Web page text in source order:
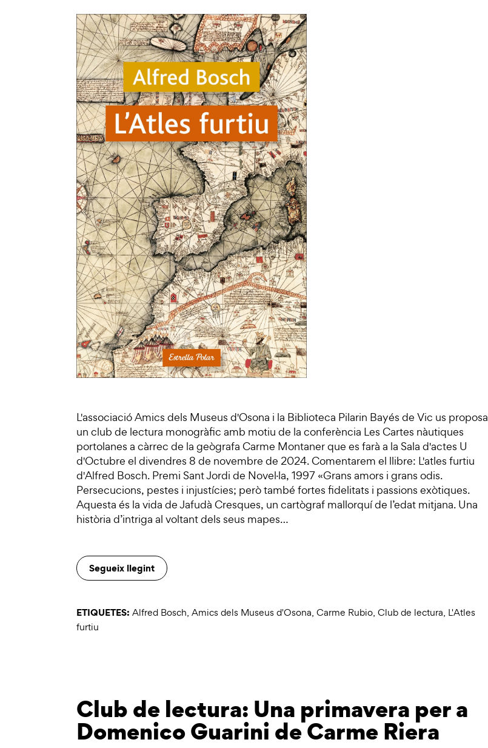
L'associació Amics dels Museus d'Osona i la Biblioteca Pilarin Bayés de Vic us proposa
un club de lectura monogràfic amb motiu de la conferència Les Cartes nàutiques
portolanes a càrrec de la geògrafa Carme Montaner que es farà a la Sala d'actes U
d'Octubre el divendres 8 de novembre de 2024. Comentarem el llibre: L'atles furtiu
d'Alfred Bosch. Premi Sant Jordi de Novel·la, 1997 «Grans amors i grans odis.
Persecucions, pestes i injustícies; però també fortes fidelitats i passions exòtiques.
Aquesta és la vida de Jafudà Cresques, un cartògraf mallorquí de l’edat mitjana. Una
història d’intriga al voltant dels seus mapes…
Segueix llegint
ETIQUETES: Alfred Bosch, Amics dels Museus d'Osona, Carme Rubio, Club de lectura, L'Atles
furtiu
Club de lectura: Una primavera per a
Domenico Guarini de Carme Riera